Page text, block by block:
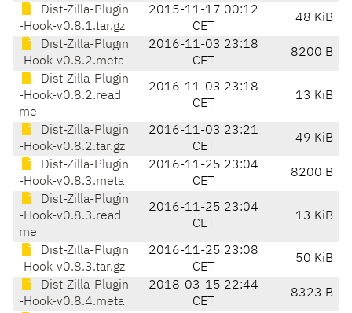
Dist-Zilla-Plugin
-Hook-v0.8.1.tar.gz
2015-11-17 00:12
CET
48 KiB
Dist-Zilla-Plugin
-Hook-v0.8.2.meta
2016-11-03 23:18
CET
8200 B
Dist-Zilla-Plugin
-Hook-v0.8.2.read
me
2016-11-03 23:18
CET
13 KiB
Dist-Zilla-Plugin
-Hook-v0.8.2.tar.gz
2016-11-03 23:21
CET
49 KiB
Dist-Zilla-Plugin
-Hook-v0.8.3.meta
2016-11-25 23:04
CET
8200 B
Dist-Zilla-Plugin
-Hook-v0.8.3.read
me
2016-11-25 23:04
CET
13 KiB
Dist-Zilla-Plugin
-Hook-v0.8.3.tar.gz
2016-11-25 23:08
CET
50 KiB
Dist-Zilla-Plugin
-Hook-v0.8.4.meta
2018-03-15 22:44
CET
8323 B